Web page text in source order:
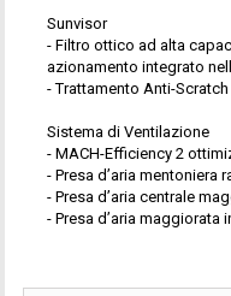
Sunvisor
- Filtro ottico ad alta
azionamento integrato
- Trattamento Anti-Scratch
Sistema di Ventilazione
- MACH-Efficiency 2
- Presa d’aria mentoniera
- Presa d’aria centrale
- Presa d’aria maggiorata